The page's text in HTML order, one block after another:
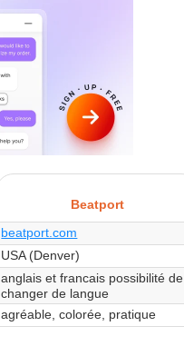
Beatport
beatport.com
USA (Denver)
anglais et francais possibilité de
changer de langue
agréable, colorée, pratique